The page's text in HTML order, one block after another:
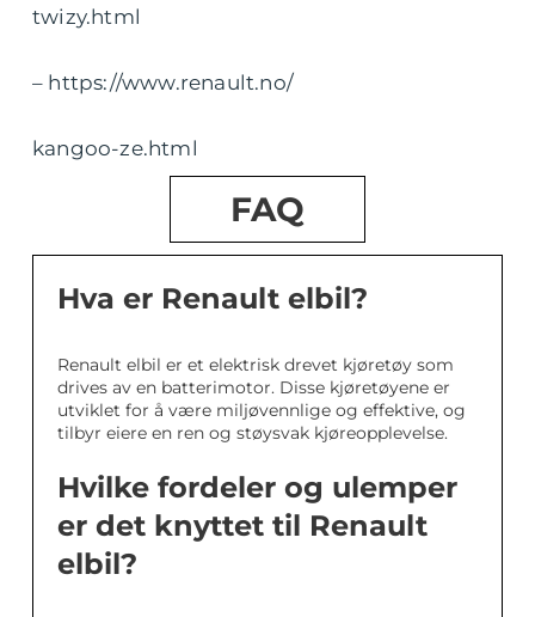
twizy.html
– https://www.renault.no/
kangoo-ze.html
FAQ
Hva er Renault elbil?
Renault elbil er et elektrisk drevet kjøretøy som
drives av en batterimotor. Disse kjøretøyene er
utviklet for å være miljøvennlige og effektive, og
tilbyr eiere en ren og støysvak kjøreopplevelse.
Hvilke fordeler og ulemper
er det knyttet til Renault
elbil?